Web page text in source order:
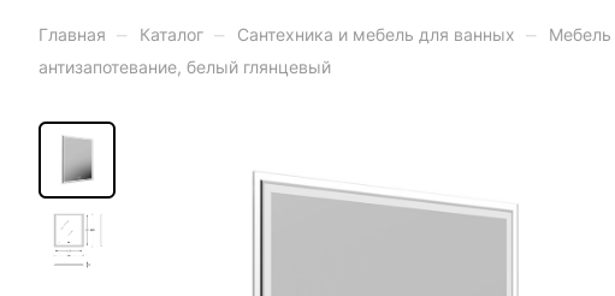
Главная – Каталог – Сантехника и мебель для ванных – Мебель
антизапотевание, белый глянцевый